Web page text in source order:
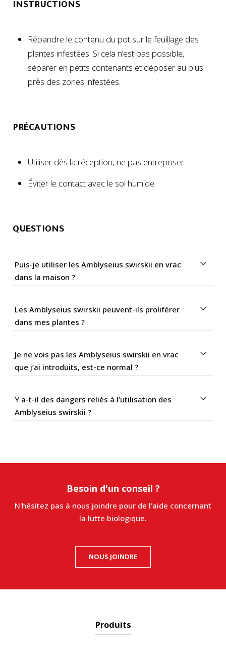
INSTRUCTIONS
Répandre le contenu du pot sur le feuillage des
plantes infestées. Si cela n’est pas possible,
séparer en petits contenants et déposer au plus
près des zones infestées.
PRÉCAUTIONS
Utiliser dès la réception, ne pas entreposer.
Éviter le contact avec le sol humide.
QUESTIONS
Puis-je utiliser les Amblyseius swirskii en vrac
dans la maison ?
Les Amblyseius swirskii peuvent-ils proliférer
dans mes plantes ?
Je ne vois pas les Amblyseius swirskii en vrac
que j’ai introduits, est-ce normal ?
Y a-t-il des dangers reliés à l’utilisation des
Amblyseius swirskii ?
Besoin d'un conseil ?
N'hésitez pas à nous joindre pour de l'aide concernant
la lutte biologique.
NOUS JOINDRE
Produits